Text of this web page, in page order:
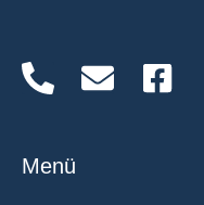
Menü